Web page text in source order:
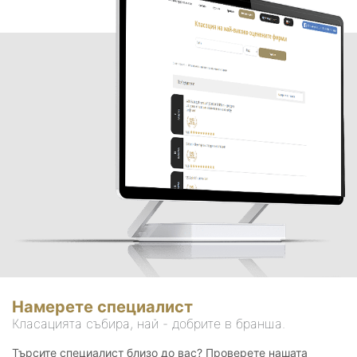
Намерете специалист
Класацията събира, най - добрите в бранша.
Търсите специалист близо до вас? Проверете нашата